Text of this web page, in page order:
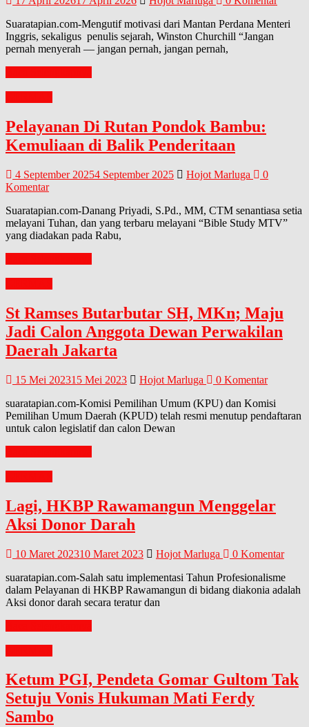
Suaratapian.com-Mengutif motivasi dari Mantan Perdana Menteri
Inggris, sekaligus penulis sejarah, Winston Churchill “Jangan
pernah menyerah — jangan pernah, jangan pernah,
Pelayanan Di Rutan Pondok Bambu:
Kemuliaan di Balik Penderitaan
4 September 20254 September 2025 Hojot Marluga
0
Komentar
Suaratapian.com-Danang Priyadi, S.Pd., MM, CTM senantiasa setia
melayani Tuhan, dan yang terbaru melayani “Bible Study MTV”
yang diadakan pada Rabu,
St Ramses Butarbutar SH, MKn; Maju
Jadi Calon Anggota Dewan Perwakilan
Daerah Jakarta
15 Mei 202315 Mei 2023 Hojot Marluga
0 Komentar
suaratapian.com-Komisi Pemilihan Umum (KPU) dan Komisi
Pemilihan Umum Daerah (KPUD) telah resmi menutup pendaftaran
untuk calon legislatif dan calon Dewan
Lagi, HKBP Rawamangun Menggelar
Aksi Donor Darah
10 Maret 202310 Maret 2023 Hojot Marluga
0 Komentar
suaratapian.com-Salah satu implementasi Tahun Profesionalisme
dalam Pelayanan di HKBP Rawamangun di bidang diakonia adalah
Aksi donor darah secara teratur dan
Ketum PGI, Pendeta Gomar Gultom Tak
Setuju Vonis Hukuman Mati Ferdy
Sambo